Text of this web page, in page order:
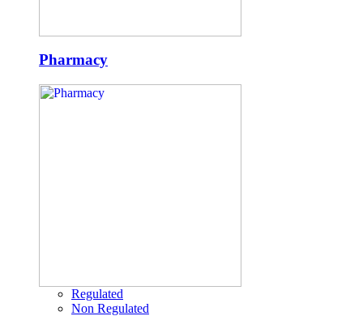
Pharmacy
Regulated
Non Regulated